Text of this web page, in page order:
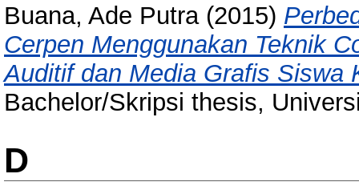
Buana, Ade Putra(2015)
Cerpen Menggunakan Teknik
Auditif dan Media Grafis Siswa
Bachelor/Skripsi thesis,
D